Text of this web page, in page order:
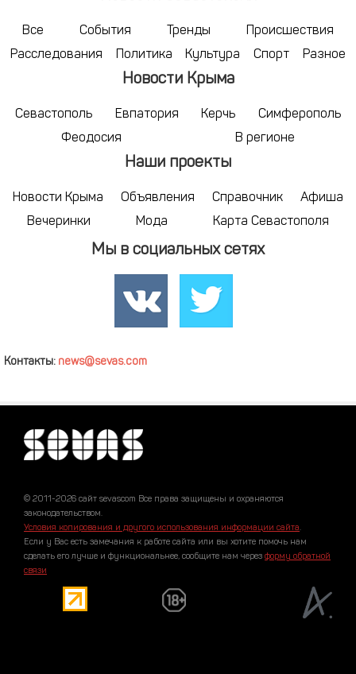
Все События Тренды
Происшествия
Расследования
Политика Культура Спорт Разное
Новости Крыма
Севастополь Евпатория Керчь
Симферополь
Феодосия
В регионе
Наши проекты
Новости Крыма Объявления Справочник
Афиша
Вечеринки
Мода Карта Севастополя
Мы в социальных сетях
Контакты: news@sevas.com
© 2011-2026 сайт sevascom Все права защищены и охраняются
законодательством.
Условия копирования и другого использования информации сайта.
Если у Вас есть замечания к работе сайта или вы хотите помочь нам
сделать его лучше и функциональнее, сообщите нам через форму обратной
связи